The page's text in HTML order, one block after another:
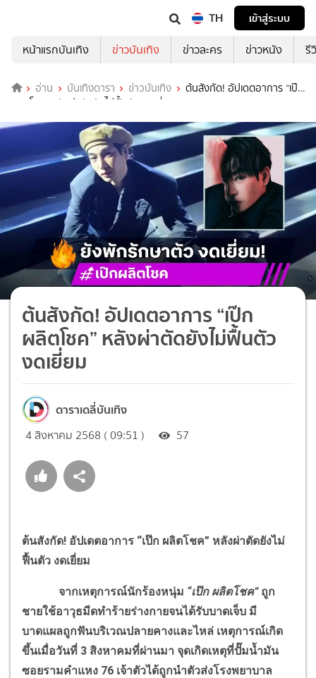
TH
เข้าสู่ระบบ
หน้าแรกบันเทิง
ข่าวบันเทิง ข่าวละคร ข่าวหนัง รี
อ่าน บันเทิงดารา ข่าวบันเทิง
ต้นสังกัด! อัปเดตอาการ “เป๊ก
ผลิตโชค” หลังผ่าตัดยังไม่ฟื้นตัว งดเยี่ยม
ต้นสังกัด! อัปเดตอาการ “เป๊ก
ผลิตโชค” หลังผ่าตัดยังไม่ฟื้นตัว
งดเยี่ยม
ดาราเดลี่บันเทิง
4 สิงหาคม 2568 ( 09:51 ) 57
ต้นสังกัด! อัปเดตอาการ “เป๊ก ผลิตโชค” หลังผ่าตัดยังไม่
ฟื้นตัว งดเยี่ยม
จากเหตุการณ์นักร้องหนุ่ม “เป๊ก ผลิตโชค”ถูก
ชายใช้อาวุธมีดทำร้ายร่างกายจนได้รับบาดเจ็บ มี
บาดแผลถูกฟันบริเวณปลายคางและไหล่ เหตุการณ์เกิด
ขึ้นเมื่อวันที่ 3 สิงหาคมที่ผ่านมา จุดเกิดเหตุที่ปั๊มน้ำมัน
ซอยรามคำแหง 76 เจ้าตัวได้ถูกนำตัวส่งโรงพยาบาล